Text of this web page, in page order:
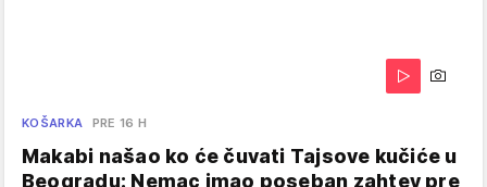
KOŠARKA PRE 16 H
Makabi našao ko će čuvati Tajsove kučiće u
Beogradu: Nemac imao poseban zahtev pre